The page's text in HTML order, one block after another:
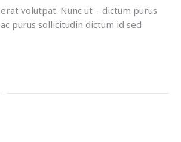
volutpat. Nunc ut – dictum purus
purus sollicitudin dictum id sed